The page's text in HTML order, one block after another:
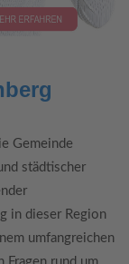
Gemeinde
städtischer
in dieser Region
umfangreichen